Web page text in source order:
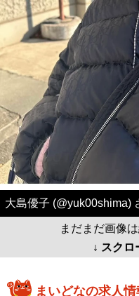
大島優子 (@yuk00shima)
まだまだ画像
↓ スクロ
まいどなの求人情